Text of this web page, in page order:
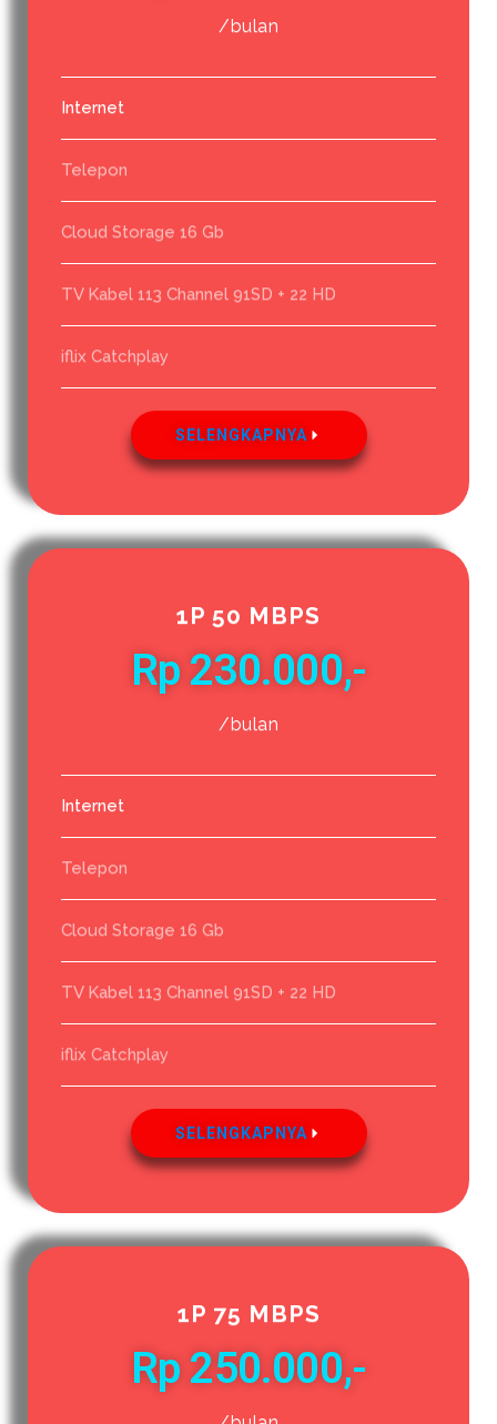
/bulan
Internet
Telepon
Cloud Storage 16 Gb
TV Kabel 113 Channel 91SD + 22 HD
iflix Catchplay
SELENGKAPNYA
1P 50 MBPS
Rp 230.000,-
/bulan
Internet
Telepon
Cloud Storage 16 Gb
TV Kabel 113 Channel 91SD + 22 HD
iflix Catchplay
SELENGKAPNYA
1P 75 MBPS
Rp 250.000,-